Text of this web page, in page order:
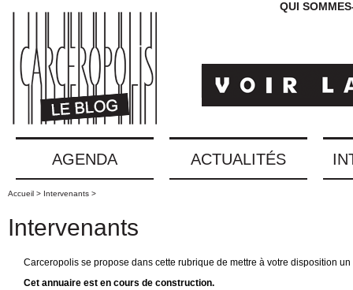
QUI
AGENDA ACTUALITÉS
Accueil > Intervenants >
Intervenants
Carceropolis se propose dans cette rubrique de mettre à votre disposition
Cet annuaire est en cours de construction.